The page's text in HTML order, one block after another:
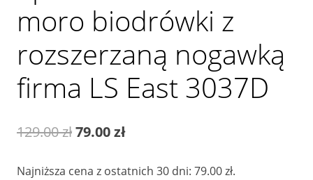
moro biodrówki z
rozszerzaną nogawką
firma LS East 3037D
129.00złPierwotna
79.00złAktualna
Najniższa cena z ostatnich 30 dni: 79.00zł.